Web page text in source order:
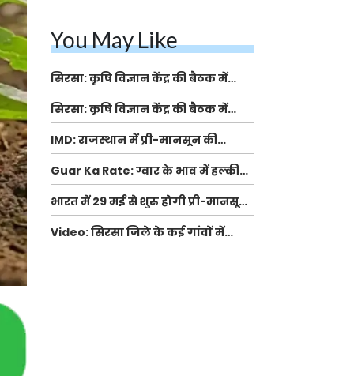
You May Like
सिरसा: कृषि विज्ञान केंद्र की बैठक में
फसल बीमा विधि कारण व कृषि उद्यमिता
बढ़ावा देने पर चर्चा
सिरसा: कृषि विज्ञान केंद्र की बैठक में
फसल बीमा विधि कारण व कृषि उद्यमिता
बढ़ावा देने पर चर्चा
IMD: राजस्थान में प्री-मानसून की
सामान्य से 74% अधिक बारिश, दस्तक में
देरी और मानसून कमजोर रहेगा
Guar Ka Rate: ग्वार के भाव में हल्की
बढ़ोतरी, बढ़ सकता है बुवाई का रकबा
भारत में 29 मई से शुरु होगी प्री-मानसून
बारिश, ECMWF विदेशी मौसम एजेंसी का
पूर्वानुमान
Video: सिरसा जिले के कई गांवों में